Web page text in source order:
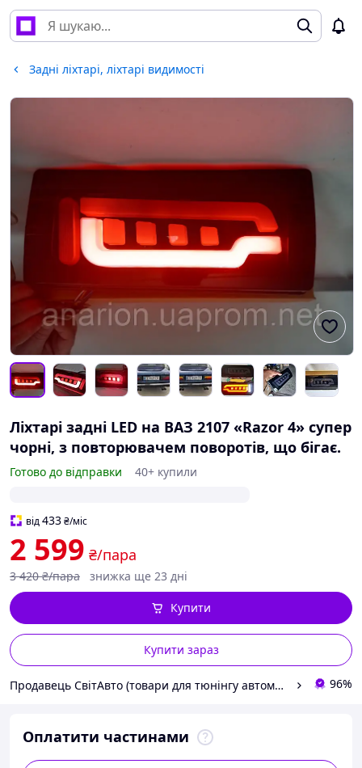
Задні ліхтарі, ліхтарі видимості
Ліхтарі задні LED на ВАЗ 2107 «Razor 4» супер
чорні, з повторювачем поворотів, що бігає.
Готово до відправки 40+ купили
від433₴/міс
2 599 ₴/пара
3 420 ₴/пара знижка ще 23 дні
Купити зараз
Купити
Продавець СвітАвто (товари для тюнінгу автомобілів ВАЗ) 96%
Оплатити частинами